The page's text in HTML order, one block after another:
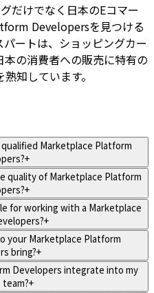
だけでなく日本のEコマー
Developersを見つける
ートは、ショッピングカー
本の消費者への販売に特有の
知しています。
Marketplace Platform
+
quality of Marketplace Platform
+
for working with a Marketplace
+
your Marketplace Platform
bring?+
Developers integrate into my
+